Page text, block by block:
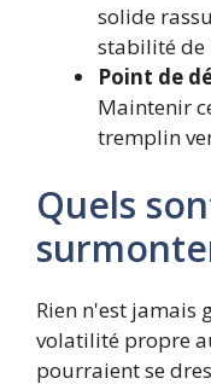
solide
stabilité de
Point de
Maintenir
tremplin
Quels
Rien n'est jamais
volatilité propre
pourraient se